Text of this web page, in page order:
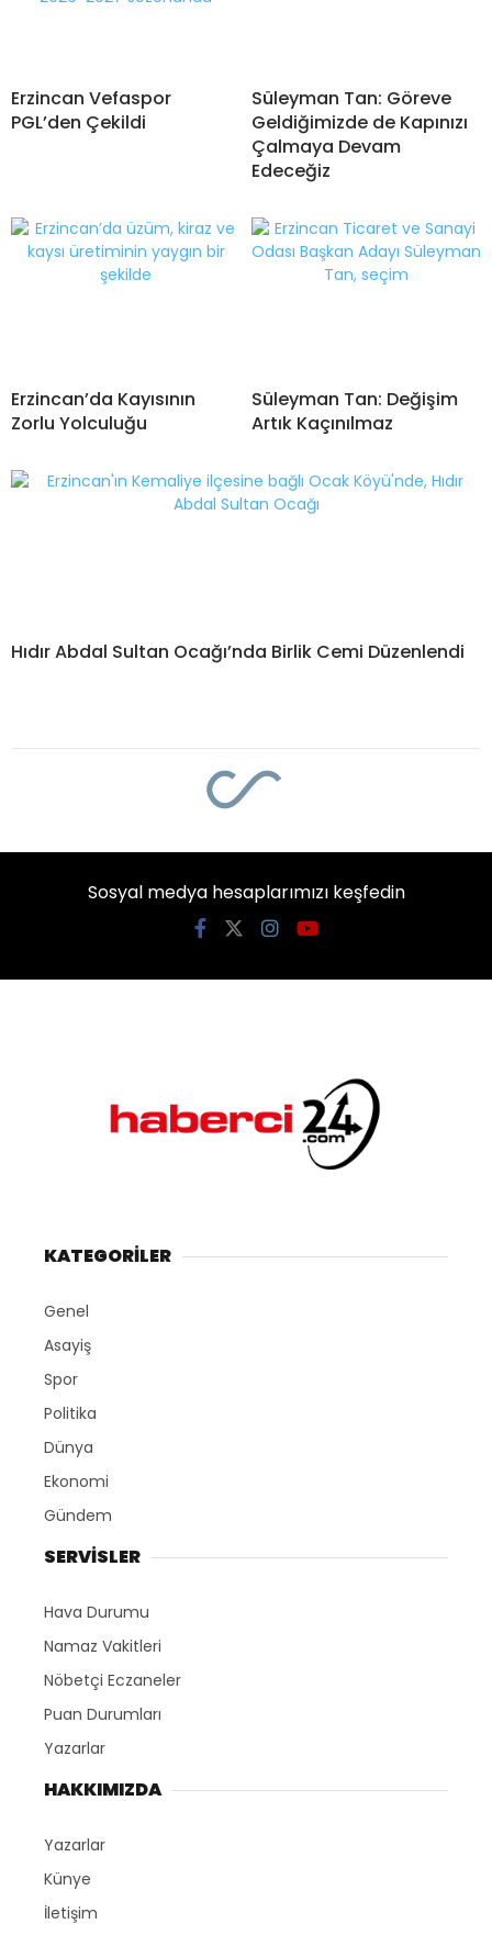
Erzincan Vefaspor
PGL’den Çekildi
Süleyman Tan: Göreve
Geldiğimizde de Kapınızı
Çalmaya Devam
Edeceğiz
Erzincan’da Kayısının
Zorlu Yolculuğu
Süleyman Tan: Değişim
Artık Kaçınılmaz
Hıdır Abdal Sultan Ocağı’nda Birlik Cemi Düzenlendi
Sosyal medya hesaplarımızı keşfedin
KATEGORİLER
Genel
Asayiş
Spor
Politika
Dünya
Ekonomi
Gündem
SERVİSLER
Hava Durumu
Namaz Vakitleri
Nöbetçi Eczaneler
Puan Durumları
Yazarlar
HAKKIMIZDA
Yazarlar
Künye
İletişim